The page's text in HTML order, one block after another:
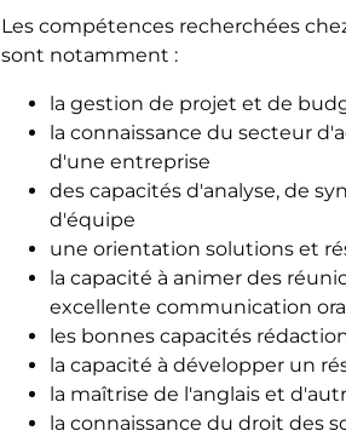
Les compétences recherchées
sont notamment :
la gestion de projet et de
la connaissance du secteur
d'une entreprise
des capacités d'analyse, de
d'équipe
une orientation solutions et
la capacité à animer des
excellente communication
les bonnes capacités
la capacité à développer un
la maîtrise de l'anglais et
la connaissance du droit des